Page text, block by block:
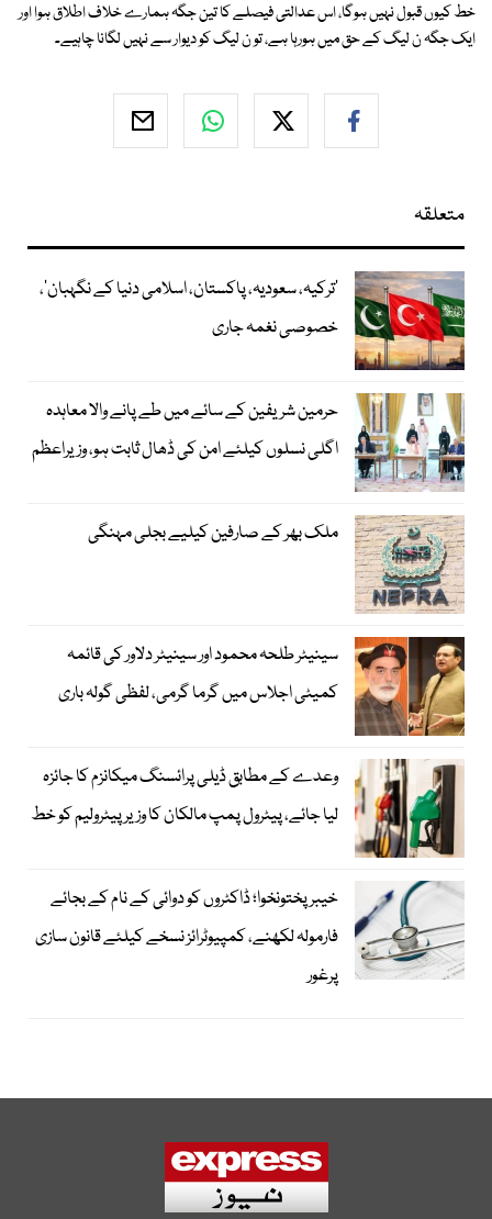
خط کیوں قبول نہیں ہوگا، اس عدالتی فیصلے کا تین جگہ ہمارے خلاف اطلاق ہوا اور
ایک جگہ ن لیگ کے حق میں ہورہا ہے، تو ن لیگ کو دیوار سے نہیں لگانا چاہیے۔
متعلقہ
‘ترکیہ، سعودیہ، پاکستان، اسلامی دنیا کے نگہبان’،
خصوصی نغمہ جاری
حرمین شریفین کے سائے میں طے پانے والا معاہدہ
اگلی نسلوں کیلئے امن کی ڈھال ثابت ہو، وزیراعظم
ملک بھر کے صارفین کیلیے بجلی مہنگی
سینیٹر طلحہ محمود اور سینیٹر دلاور کی قائمہ
کمیٹی اجلاس میں گرما گرمی، لفظی گولہ باری
وعدے کے مطابق ڈیلی پرائسنگ میکانزم کا جائزہ
لیا جائے، پیٹرول پمپ مالکان کا وزیرپیٹرولیم کو خط
خیبرپختونخوا؛ ڈاکٹروں کو دوائی کے نام کے بجائے
فارمولہ لکھنے، کمپیوٹرائز نسخے کیلئے قانون سازی
پرغور